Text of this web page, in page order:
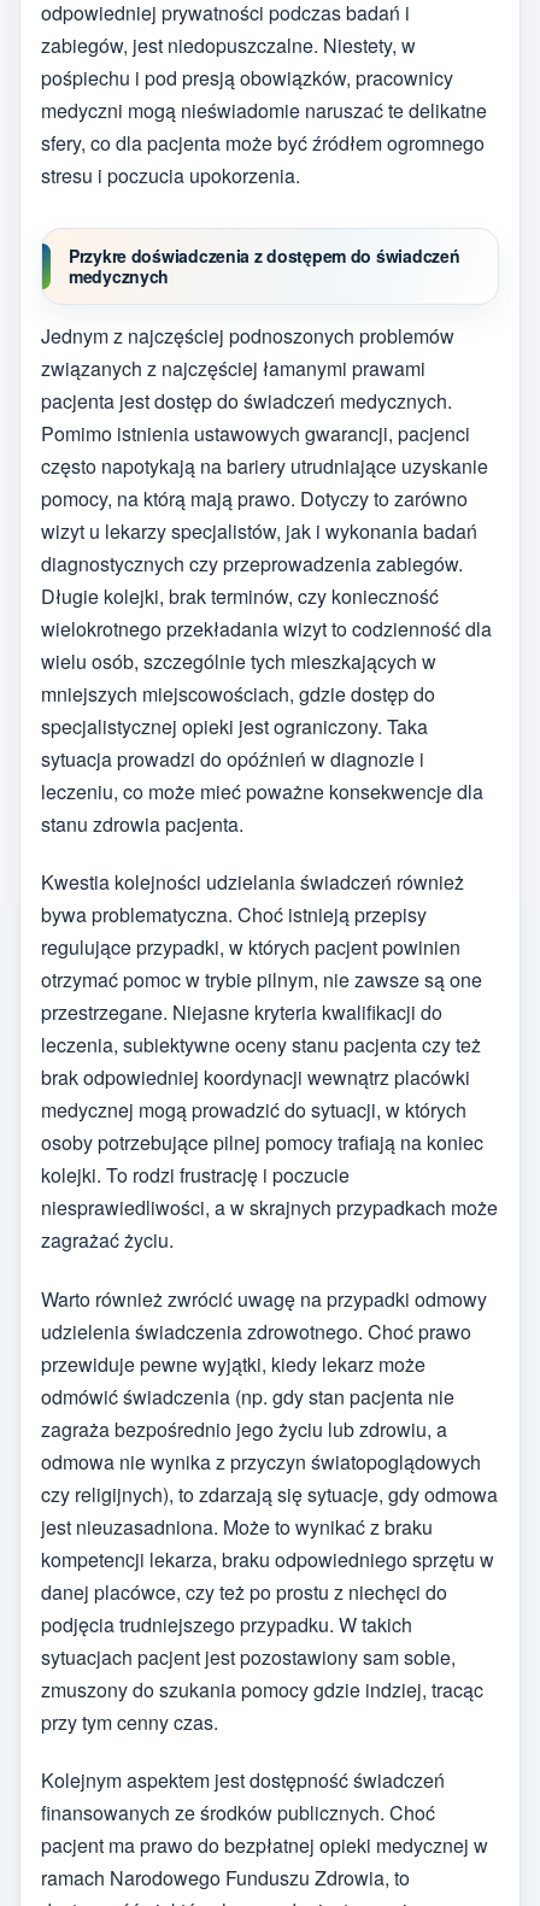
odpowiedniej prywatności podczas badań i
zabiegów, jest niedopuszczalne. Niestety, w
pośpiechu i pod presją obowiązków, pracownicy
medyczni mogą nieświadomie naruszać te delikatne
sfery, co dla pacjenta może być źródłem ogromnego
stresu i poczucia upokorzenia.
Przykre doświadczenia z dostępem do świadczeń
medycznych
Jednym z najczęściej podnoszonych problemów
związanych z najczęściej łamanymi prawami
pacjenta jest dostęp do świadczeń medycznych.
Pomimo istnienia ustawowych gwarancji, pacjenci
często napotykają na bariery utrudniające uzyskanie
pomocy, na którą mają prawo. Dotyczy to zarówno
wizyt u lekarzy specjalistów, jak i wykonania badań
diagnostycznych czy przeprowadzenia zabiegów.
Długie kolejki, brak terminów, czy konieczność
wielokrotnego przekładania wizyt to codzienność dla
wielu osób, szczególnie tych mieszkających w
mniejszych miejscowościach, gdzie dostęp do
specjalistycznej opieki jest ograniczony. Taka
sytuacja prowadzi do opóźnień w diagnozie i
leczeniu, co może mieć poważne konsekwencje dla
stanu zdrowia pacjenta.
Kwestia kolejności udzielania świadczeń również
bywa problematyczna. Choć istnieją przepisy
regulujące przypadki, w których pacjent powinien
otrzymać pomoc w trybie pilnym, nie zawsze są one
przestrzegane. Niejasne kryteria kwalifikacji do
leczenia, subiektywne oceny stanu pacjenta czy też
brak odpowiedniej koordynacji wewnątrz placówki
medycznej mogą prowadzić do sytuacji, w których
osoby potrzebujące pilnej pomocy trafiają na koniec
kolejki. To rodzi frustrację i poczucie
niesprawiedliwości, a w skrajnych przypadkach może
zagrażać życiu.
Warto również zwrócić uwagę na przypadki odmowy
udzielenia świadczenia zdrowotnego. Choć prawo
przewiduje pewne wyjątki, kiedy lekarz może
odmówić świadczenia (np. gdy stan pacjenta nie
zagraża bezpośrednio jego życiu lub zdrowiu, a
odmowa nie wynika z przyczyn światopoglądowych
czy religijnych), to zdarzają się sytuacje, gdy odmowa
jest nieuzasadniona. Może to wynikać z braku
kompetencji lekarza, braku odpowiedniego sprzętu w
danej placówce, czy też po prostu z niechęci do
podjęcia trudniejszego przypadku. W takich
sytuacjach pacjent jest pozostawiony sam sobie,
zmuszony do szukania pomocy gdzie indziej, tracąc
przy tym cenny czas.
Kolejnym aspektem jest dostępność świadczeń
finansowanych ze środków publicznych. Choć
pacjent ma prawo do bezpłatnej opieki medycznej w
ramach Narodowego Funduszu Zdrowia, to